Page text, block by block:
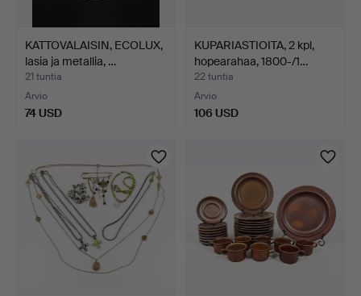
KATTOVALAISIN, ECOLUX,
lasia ja metallia, …
21 tuntia
Arvio
74 USD
KUPARIASTIOITA, 2 kpl,
hopearahaa, 1800-/1…
22 tuntia
Arvio
106 USD